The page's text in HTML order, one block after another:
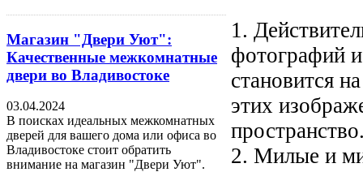
Магазин "Двери Уют":
Качественные межкомнатные
двери во Владивостоке
03.04.2024
В поисках идеальных межкомнатных
дверей для вашего дома или офиса во
Владивостоке стоит обратить
внимание на магазин "Двери Уют".
1.
фотографий
становится
этих
2. Милые и